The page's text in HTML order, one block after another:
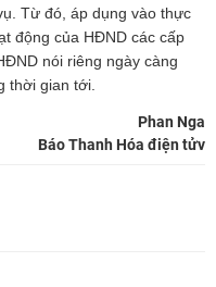
Từ đó, áp dụng vào thực
động của HĐND các cấp
nói riêng ngày càng
thời gian tới.
Phan Nga
Báo Thanh Hóa điện tửv